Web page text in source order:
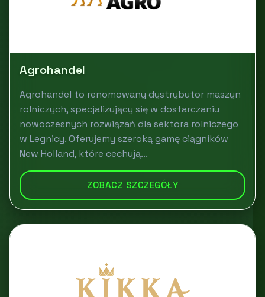
Agrohandel
Agrohandel to renomowany dystrybutor maszyn
rolniczych, specjalizujący się w dostarczaniu
nowoczesnych rozwiązań dla sektora rolniczego
w Legnicy. Oferujemy szeroką gamę ciągników
New Holland, które cechują...
ZOBACZ SZCZEGÓŁY